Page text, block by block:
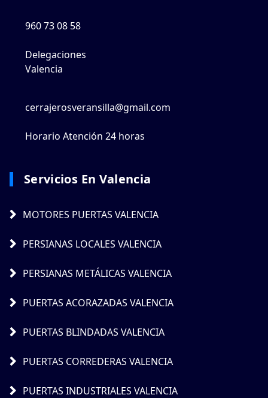
960 73 08 58
Delegaciones
Valencia
cerrajerosveransilla@gmail.com
Horario Atención 24 horas
Servicios En Valencia
MOTORES PUERTAS VALENCIA
PERSIANAS LOCALES VALENCIA
PERSIANAS METÁLICAS VALENCIA
PUERTAS ACORAZADAS VALENCIA
PUERTAS BLINDADAS VALENCIA
PUERTAS CORREDERAS VALENCIA
PUERTAS INDUSTRIALES VALENCIA